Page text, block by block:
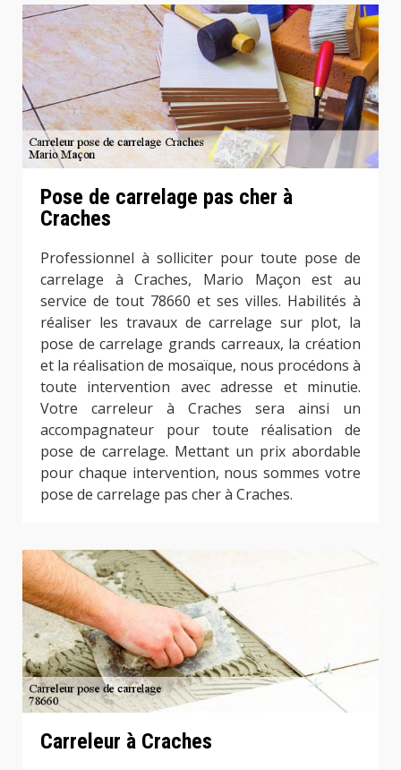
Pose de carrelage pas cher à
Craches
Professionnel à solliciter pour toute pose de
carrelage à Craches, Mario Maçon est au
service de tout 78660 et ses villes. Habilités à
réaliser les travaux de carrelage sur plot, la
pose de carrelage grands carreaux, la création
et la réalisation de mosaïque, nous procédons à
toute intervention avec adresse et minutie.
Votre carreleur à Craches sera ainsi un
accompagnateur pour toute réalisation de
pose de carrelage. Mettant un prix abordable
pour chaque intervention, nous sommes votre
pose de carrelage pas cher à Craches.
Carreleur à Craches